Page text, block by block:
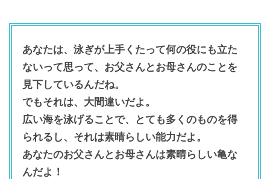
あなたは、泳ぎが上手くたって何の役にも立た
ないって思って、お父さんとお母さんのことを
見下しているんだね。
でもそれは、大間違いだよ。
広い海を泳げることで、とても多くのものを得
られるし、それは素晴らしい能力だよ。
あなたのお父さんとお母さんは素晴らしい亀な
んだよ！